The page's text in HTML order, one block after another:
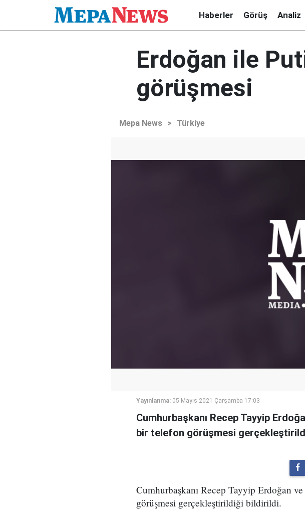
Haberler Görüş Analiz
Erdoğan ile
görüşmesi
Mepa News > Türkiye
Yayınlanma: 05 Mayıs 2021 Çarşamba 17:03
Cumhurbaşkanı Recep Tayyip
bir telefon görüşmesi
Cumhurbaşkanı Recep Tayyip Erdoğan
görüşmesi gerçekleştirildiği bildirildi.